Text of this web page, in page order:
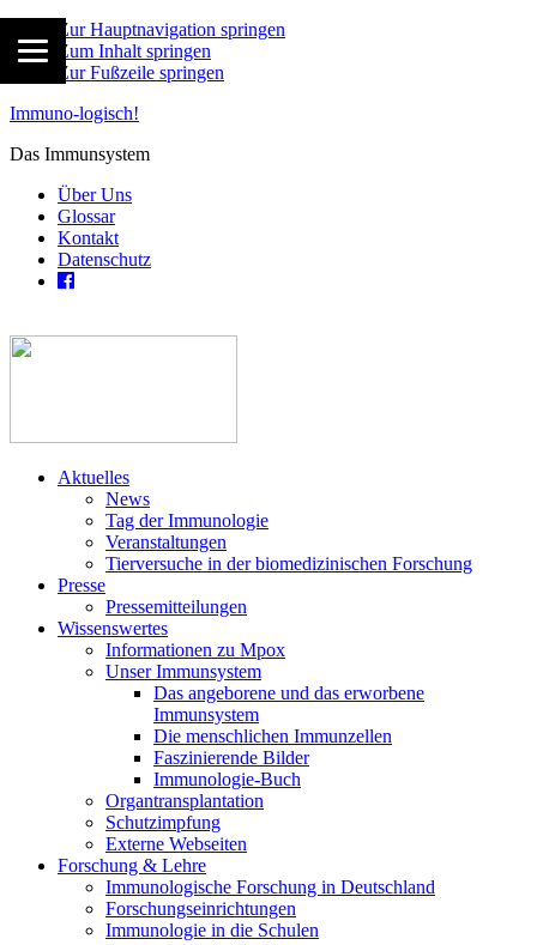
Zur Hauptnavigation springen
Zum Inhalt springen
Zur Fußzeile springen
Immuno-logisch!
Das Immunsystem
Über Uns
Glossar
Kontakt
Datenschutz
Aktuelles
News
Tag der Immunologie
Veranstaltungen
Tierversuche in der biomedizinischen Forschung
Presse
Pressemitteilungen
Wissenswertes
Informationen zu Mpox
Unser Immunsystem
Das angeborene und das erworbene
Immunsystem
Die menschlichen Immunzellen
Faszinierende Bilder
Immunologie-Buch
Organtransplantation
Schutzimpfung
Externe Webseiten
Forschung & Lehre
Immunologische Forschung in Deutschland
Forschungseinrichtungen
Immunologie in die Schulen